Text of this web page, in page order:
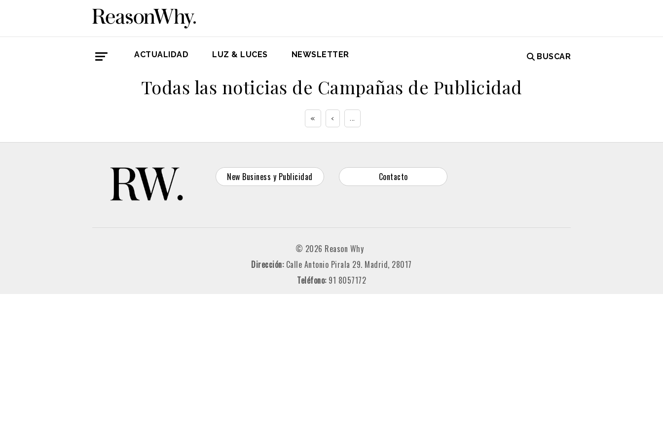
ACTUALIDAD LUZ & LUCES NEWSLETTER BUSCAR
Todas las noticias de Campañas de Publicidad
« ‹ ...
New Business y Publicidad Contacto
© 2026 Reason Why
Dirección: Calle Antonio Pirala 29. Madrid, 28017
Teléfono: 91 8057172